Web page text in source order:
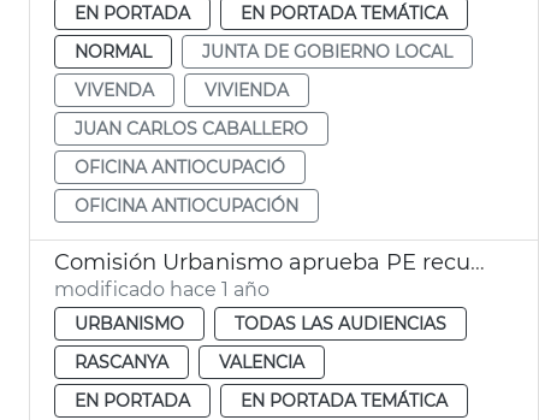
EN PORTADA
EN PORTADA TEMÁTICA
NORMAL
JUNTA DE GOBIERNO LOCAL
VIVENDA
VIVIENDA
JUAN CARLOS CABALLERO
OFICINA ANTIOCUPACIÓ
OFICINA ANTIOCUPACIÓN
Comisión Urbanismo aprueba PE recuperación entorno San Miguel de los Reyes
modificado hace 1 año
URBANISMO
TODAS LAS AUDIENCIAS
RASCANYA
VALENCIA
EN PORTADA
EN PORTADA TEMÁTICA